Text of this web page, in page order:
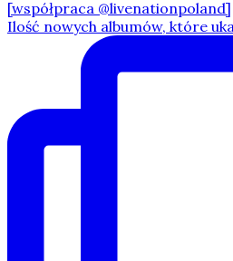
Ilość nowych albumów, które